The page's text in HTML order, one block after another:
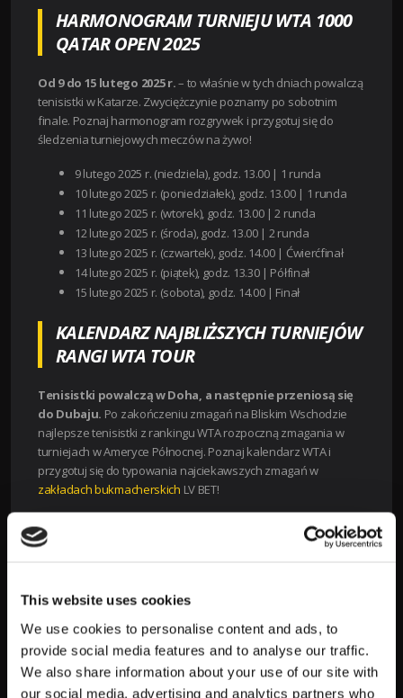
This website uses cookies
We use cookies to personalise content and ads, to
provide social media features and to analyse our traffic.
We also share information about your use of our site with
our social media, advertising and analytics partners who
HARMONOGRAM TURNIEJU WTA 1000
QATAR OPEN 2025
Od 9 do 15 lutego 2025 r.– to właśnie w tych dniach powalczą
tenisistki w Katarze. Zwyciężczynie poznamy po sobotnim
finale. Poznaj harmonogram rozgrywek i przygotuj się do
śledzenia turniejowych meczów na żywo!
9 lutego 2025 r. (niedziela), godz. 13.00 | 1 runda
10 lutego 2025 r. (poniedziałek), godz. 13.00 | 1 runda
11 lutego 2025 r. (wtorek), godz. 13.00 | 2 runda
12 lutego 2025 r. (środa), godz. 13.00 | 2runda
13 lutego 2025 r. (czwartek), godz. 14.00 | Ćwierćfinał
14 lutego 2025 r. (piątek), godz. 13.30 | Półfinał
15 lutego 2025 r. (sobota), godz. 14.00 | Finał
KALENDARZ NAJBLIŻSZYCH TURNIEJÓW
RANGI WTA TOUR
Tenisistki powalczą w Doha, a następnie przeniosą się
do Dubaju. Po zakończeniu zmagań na Bliskim Wschodzie
najlepsze tenisistki z rankingu WTA rozpoczną zmagania w
turniejach w Ameryce Północnej. Poznaj kalendarz WTA i
przygotuj się do typowania najciekawszych zmagań w
zakładach bukmacherskich LV BET!
24 lutego 2025 r. – WTA 500 San Diego Open, WTA 250
31 marca 2025 r. – WTA 500 Charleston Open, WTA 250
Copa Colsanitas.
TYPY I KURSY BUKMACHERSKIE NA
TURNIEJ WTA W DOHA